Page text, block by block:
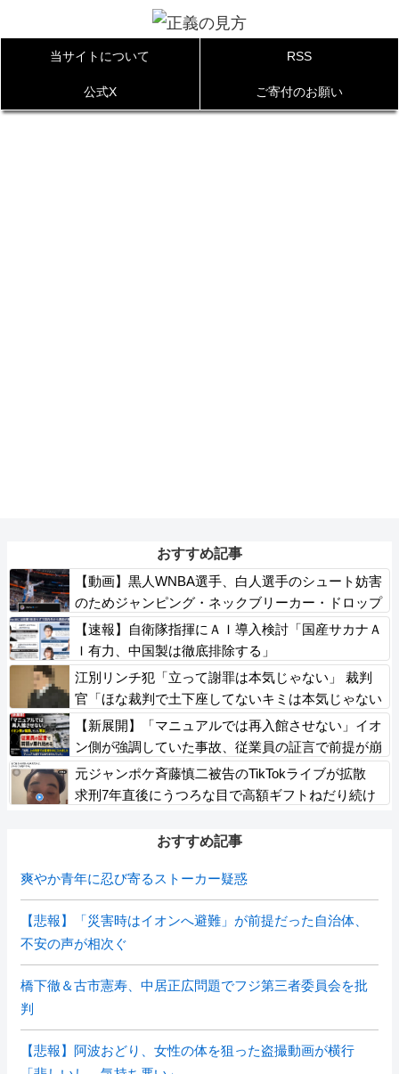
当サイトについて RSS
公式X ご寄付のお願い
おすすめ記事
【動画】黒人WNBA選手、白人選手のシュート妨害
のためジャンピング・ネックブリーカー・ドロップ
して退場処分→ロッカールームから「白人特権」と
投稿して人種差別問題にすり替える
【速報】自衛隊指揮にＡＩ導入検討「国産サカナＡ
Ｉ有力、中国製は徹底排除する」
江別リンチ犯「立って謝罪は本気じゃない」 裁判
官「ほな裁判で土下座してないキミは本気じゃない
な」
【新展開】「マニュアルでは再入館させない」イオ
ン側が強調していた事故、従業員の証言で前提が崩
れ始める
元ジャンポケ斉藤慎二被告のTikTokライブが拡散
求刑7年直後にうつろな目で高額ギフトねだり続け
おすすめ記事
爽やか青年に忍び寄るストーカー疑惑
【悲報】「災害時はイオンへ避難」が前提だった自治体、
不安の声が相次ぐ
橋下徹＆古市憲寿、中居正広問題でフジ第三者委員会を批
判
【悲報】阿波おどり、女性の体を狙った盗撮動画が横行